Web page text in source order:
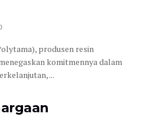
produsen resin
komitmennya dalam
...